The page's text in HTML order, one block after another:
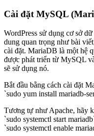
Cài đặt MySQL
WordPress sử dụng cơ sở
dung quan trọng như bài
cài đặt. MariaDB là một hệ
được phát triển từ MySQL
sẽ sử dụng nó.
Bắt đầu bằng cách cài đặt
`sudo yum install mariadb-
Tương tự như Apache, hãy
`sudo systemctl start
`sudo systemctl enable